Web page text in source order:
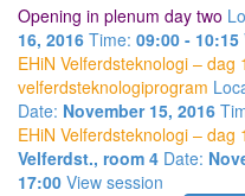
Opening in plenum day two
16, 2016 Time: 09:00 - 10:15
EHiN Velferdsteknologi – dag
velferdsteknologiprogram
Date: November 15, 2016
EHiN Velferdsteknologi – dag
Velferdst., room 4 Date:
17:00 View session